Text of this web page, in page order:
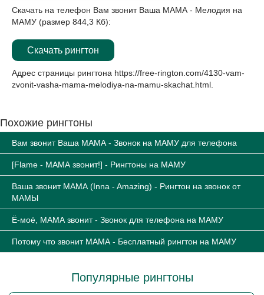
Скачать на телефон Вам звонит Ваша МАМА - Мелодия на
МАМУ (размер 844,3 Кб):
Скачать рингтон
Адрес страницы рингтона https://free-rington.com/4130-vam-
zvonit-vasha-mama-melodiya-na-mamu-skachat.html
Похожие рингтоны
Вам звонит Ваша МАМА - Звонок на МАМУ для телефона
[Flame - МАМА звонит!] - Рингтоны на МАМУ
Ваша звонит МАМА (Inna - Amazing) - Рингтон на звонок от
МАМЫ
Ё-моё, МАМА звонит - Звонок для телефона на МАМУ
Потому что звонит МАМА - Бесплатный рингтон на МАМУ
Популярные рингтоны